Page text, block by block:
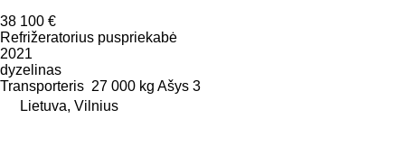
38 100 €
Refrižeratorius puspriekabė
2021
dyzelinas
Transporteris 27 000 kg Ašys 3
Lietuva, Vilnius